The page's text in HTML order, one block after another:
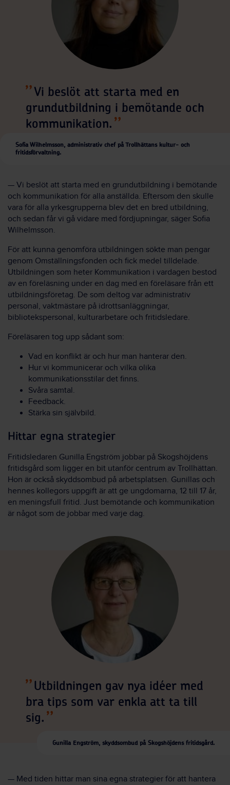
Vi beslöt att starta med en
grundutbildning i bemötande och
kommunikation.
Sofia Wilhelmsson, administrativ chef på Trollhättans kultur- och
fritidsförvaltning.
— Vi beslöt att starta med en grundutbildning i bemötande
och kommunikation för alla anställda. Eftersom den skulle
vara för alla yrkesgrupperna blev det en bred utbildning,
och sedan får vi gå vidare med fördjupningar, säger Sofia
Wilhelmsson.
För att kunna genomföra utbildningen sökte man pengar
genom Omställningsfonden och fick medel tilldelade.
Utbildningen som heter Kommunikation i vardagen bestod
av en föreläsning under en dag med en föreläsare från ett
utbildningsföretag. De som deltog var administrativ
personal, vaktmästare på idrottsanläggningar,
bibliotekspersonal, kulturarbetare och fritidsledare.
Föreläsaren tog upp sådant som:
Vad en konflikt är och hur man hanterar den.
Hur vi kommunicerar och vilka olika
kommunikationsstilar det finns.
Svåra samtal.
Feedback.
Stärka sin självbild.
Hittar egna strategier
Fritidsledaren Gunilla Engström jobbar på Skogshöjdens
fritidsgård som ligger en bit utanför centrum av Trollhättan.
Hon är också skyddsombud på arbetsplatsen. Gunillas och
hennes kollegors uppgift är att ge ungdomarna, 12 till 17 år,
en meningsfull fritid. Just bemötande och kommunikation
är något som de jobbar med varje dag.
Utbildningen gav nya idéer med
bra tips som var enkla att ta till
sig.
Gunilla Engström, skyddsombud på Skogshöjdens fritidsgård.
— Med tiden hittar man sina egna strategier för att hantera